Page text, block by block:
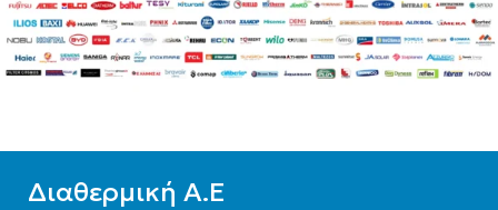
ΕΠΙΦΆΝΕΙΑ(M2) 3
Διαθερμική Α.Ε